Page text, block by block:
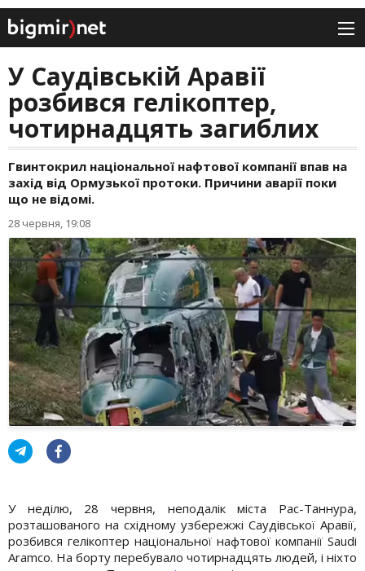
У Саудівській Аравії
розбився гелікоптер,
чотирнадцять загиблих
Гвинтокрил національної нафтової компанії впав на
захід від Ормузької протоки. Причини аварії поки
що не відомі.
28 червня, 19:08
У неділю, 28 червня, неподалік міста Рас-Таннура,
розташованого на східному узбережжі Саудівської Аравії,
розбився гелікоптер національної нафтової компанії Saudi
Aramco. На борту перебувало чотирнадцять людей, і ніхто